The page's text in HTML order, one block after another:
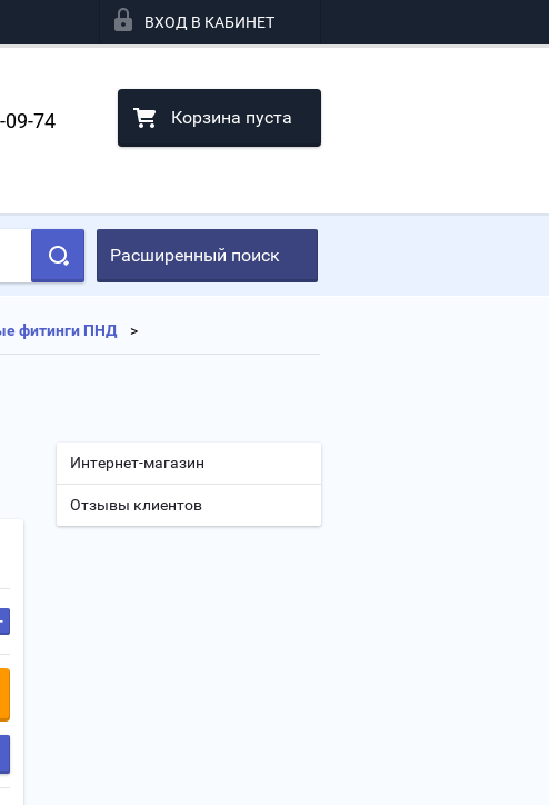
ВХОД В КАБИНЕТ
09-74 Корзина пуста
Расширенный поиск
фитинги ПНД
Интернет-магазин
Отзывы клиентов